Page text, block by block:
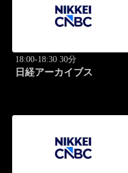
18:00-18:30 30分
日経アーカイブス